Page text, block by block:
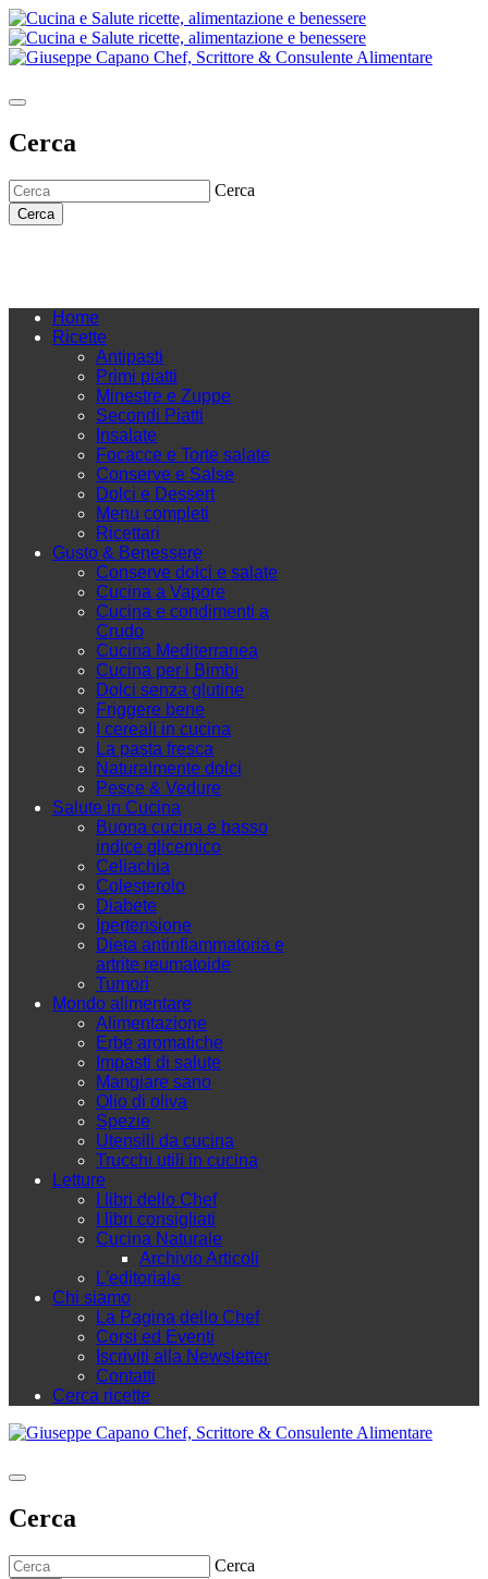
Cerca
Cerca
Cerca
Home
Ricette
Antipasti
Primi piatti
Minestre e Zuppe
Secondi Piatti
Insalate
Focacce e Torte salate
Conserve e Salse
Dolci e Dessert
Menu completi
Ricettari
Gusto & Benessere
Conserve dolci e salate
Cucina a Vapore
Cucina e condimenti a
Crudo
Cucina Mediterranea
Cucina per i Bimbi
Dolci senza glutine
Friggere bene
I cereali in cucina
La pasta fresca
Naturalmente dolci
Pesce & Vedure
Salute in Cucina
Buona cucina e basso
indice glicemico
Celiachia
Colesterolo
Diabete
Ipertensione
Dieta antinfiammatoria e
artrite reumatoide
Tumori
Mondo alimentare
Alimentazione
Erbe aromatiche
Impasti di salute
Mangiare sano
Olio di oliva
Spezie
Utensili da cucina
Trucchi utili in cucina
Letture
I libri dello Chef
I libri consigliati
Cucina Naturale
Archivio Articoli
L'editoriale
Chi siamo
La Pagina dello Chef
Corsi ed Eventi
Iscriviti alla Newsletter
Contatti
Cerca ricette
Cerca
Cerca